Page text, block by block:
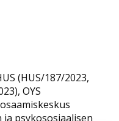
(HUS/187/2023,
OYS
ja psykososiaalisen